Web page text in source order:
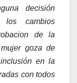
decisión
cambios
de la
goza de
en la
con todos